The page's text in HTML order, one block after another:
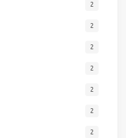
2
2
2
2
2
2
2